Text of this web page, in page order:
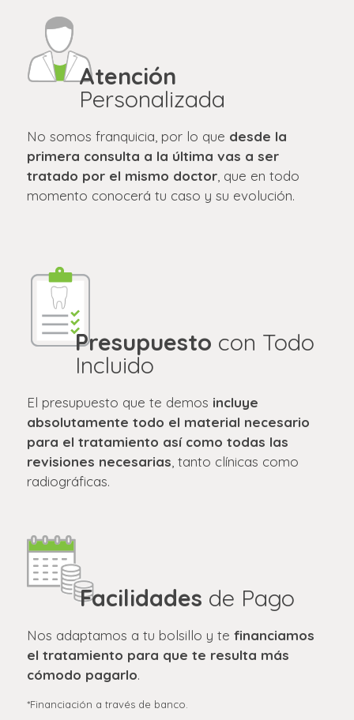
Atención
Personalizada
No somos franquicia, por lo que desde la
primera consulta a la última vas a ser
tratado por el mismo doctor, que en todo
momento conocerá tu caso y su evolución.
Presupuesto con Todo
Incluido
El presupuesto que te demos incluye
absolutamente todo el material necesario
para el tratamiento así como todas las
revisiones necesarias , tanto clínicas como
radiográficas.
Facilidades de Pago
Nos adaptamos a tu bolsillo y te financiamos
el tratamiento para que te resulta más
cómodo pagarlo.
*Financiación a través de banco.